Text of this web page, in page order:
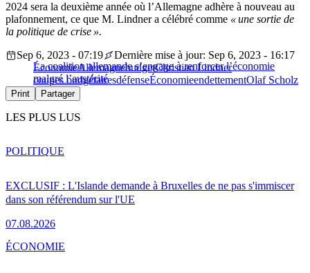
2024 sera la deuxième année où l’Allemagne adhère à nouveau au
plafonnement, ce que M. Lindner a célébré comme « une sortie de
la politique de crise ».
La coalition allemande s’engage à renforcer l’économie
malgré l’austérité
Sep 6, 2023 - 07:19
Dernière mise à jour: Sep 6, 2023 - 16:17
ÉconomieAllemagnebudgetChristian Lindner
coupes budgétairesdéfenseÉconomieendettementOlaf Scholz
Print Partager
LES PLUS LUS
EXCLUSIF : L'Islande demande à Bruxelles de ne pas s'immiscer
dans son référendum sur l'UE
07.08.2026
POLITIQUE
ÉCONOMIE